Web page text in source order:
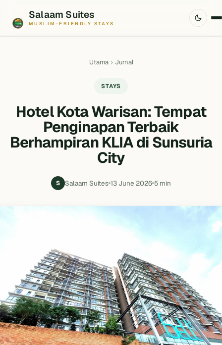
Salaam Suites
MUSLIM-FRIENDLY STAYS
Utama Jurnal
STAYS
Hotel Kota Warisan: Tempat
Penginapan Terbaik
Berhampiran KLIA di Sunsuria
City
S Salaam Suites 13 June 2026 5 min